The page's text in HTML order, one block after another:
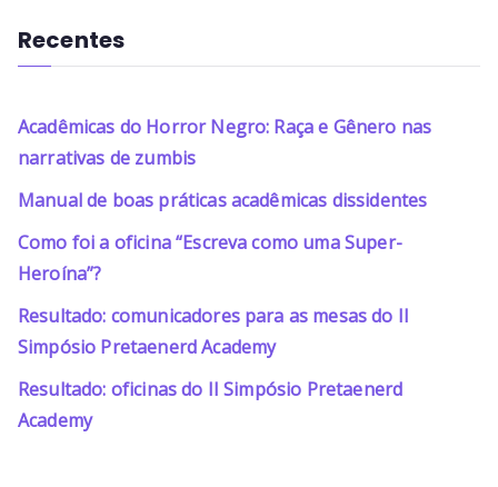
Recentes
Acadêmicas do Horror Negro: Raça e Gênero nas
narrativas de zumbis
Manual de boas práticas acadêmicas dissidentes
Como foi a oficina “Escreva como uma Super-
Heroína”?
Resultado: comunicadores para as mesas do II
Simpósio Pretaenerd Academy
Resultado: oficinas do II Simpósio Pretaenerd
Academy